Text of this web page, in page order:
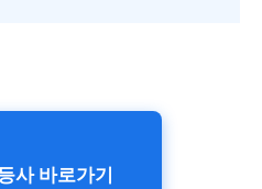
사 바로가기